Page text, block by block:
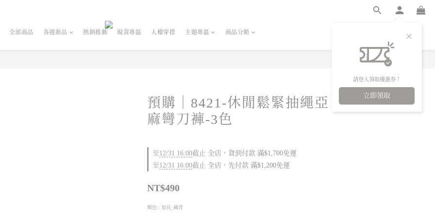
請登入領取優惠券！
立即領取
全部商品 各週新品 熱銷推薦 現貨專區 人檯穿搭 主題專區 商品分類
預購｜8421-休閒鬆緊抽繩亞
麻彎刀褲-3色
至12/31 16:00截止 全店，貨到付款 滿$1,700免運
至12/31 16:00截止 全店，先付款 滿$1,200免運
NT$490
顏色 : 加長_藏青